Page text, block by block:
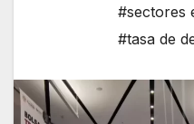
#sectores
#tasa de